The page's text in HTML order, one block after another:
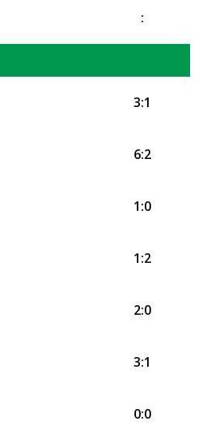
:
3:1
6:2
1:0
1:2
2:0
3:1
0:0